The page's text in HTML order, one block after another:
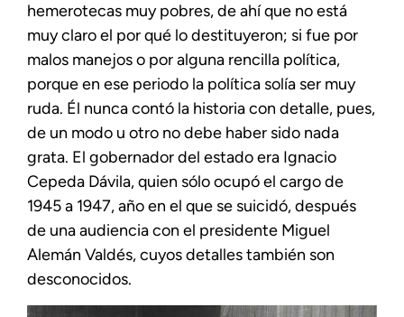
hemerotecas muy pobres, de ahí que no está
muy claro el por qué lo destituyeron; si fue por
malos manejos o por alguna rencilla política,
porque en ese periodo la política solía ser muy
ruda. Él nunca contó la historia con detalle, pues,
de un modo u otro no debe haber sido nada
grata. El gobernador del estado era Ignacio
Cepeda Dávila, quien sólo ocupó el cargo de
1945 a 1947, año en el que se suicidó, después
de una audiencia con el presidente Miguel
Alemán Valdés, cuyos detalles también son
desconocidos.